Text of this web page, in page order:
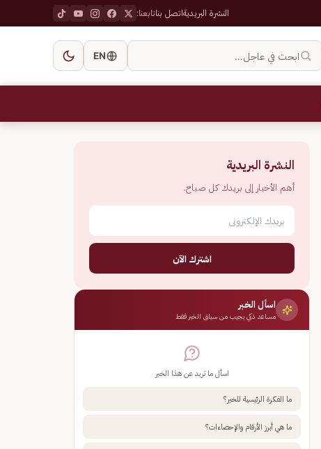
النشرة البريديةاتصل بناتابعنا:
ابحث في عاجل… EN
النشرة البريدية
أهم الأخبار إلى بريدك كل صباح.
اشترك الآن
اسأل الخبر
مساعد ذكي يجيب من سياق الخبر فقط
اسأل ما تريد عن هذا الخبر
ما الفكرة الرئيسية للخبر؟
ما هي أبرز الأرقام والإحصاءات؟